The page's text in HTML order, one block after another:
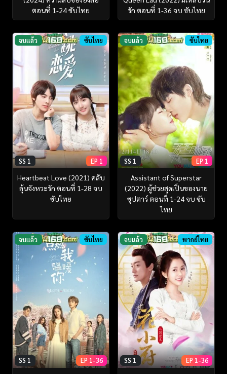
ตอนที่ 1-24 ซับไทย
รัก ตอนที่ 1-36 จบ ซับไทย
จบแล้ว ซับไทย
SS 1 EP 1
Heartbeat Love (2021) คลับ
ลุ้นจังหวะรัก ตอนที่ 1-28 จบ
ซับไทย
จบแล้ว ซับไทย
SS 1 EP 1
Assistant of Superstar
(2022) ผู้ช่วยสุดเปิ่นของนาย
ซุปตาร์ ตอนที่ 1-24 จบ ซับ
ไทย
จบแล้ว ซับไทย
SS 1 EP 1-36
จบแล้ว พากย์ไทย
SS 1 EP 1-36